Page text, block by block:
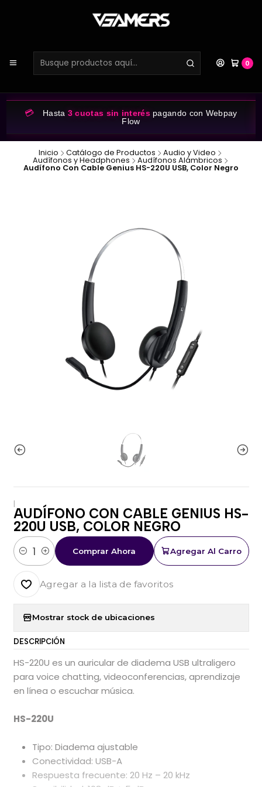
0
💳 Hasta 3 cuotas sin interéspagando con Webpay
Flow
Inicio Catálogo de Productos Audio y Video
Audífonos y Headphones Audífonos Alámbricos
Audífono Con Cable Genius HS-220U USB, Color Negro
|
AUDÍFONO CON CABLE GENIUS HS-
220U USB, COLOR NEGRO
Cantidad
Agregar Al Carro
Comprar Ahora
Agregar a la lista de favoritos
Mostrar stock de ubicaciones
DESCRIPCIÓN
HS-220U es un auricular de diadema USB ultraligero
para voice chatting, videoconferencias, aprendizaje
en línea o escuchar música.
HS-220U
Tipo: Diadema ajustable
Conectividad: USB-A
Respuesta frecuente: 20 Hz – 20 kHz